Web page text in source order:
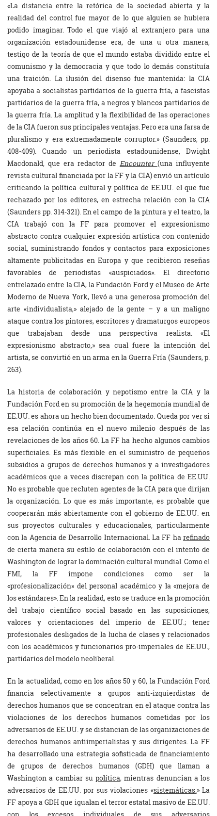
«La distancia entre la retórica de la sociedad abierta y la
realidad del control fue mayor de lo que alguien se hubiera
podido imaginar. Todo el que viajó al extranjero para una
organización estadounidense era, de una u otra manera,
testigo de la teoría de que el mundo estaba dividido entre el
comunismo y la democracia y que todo lo demás constituía
una traición. La ilusión del disenso fue mantenida: la CIA
apoyaba a socialistas partidarios de la guerra fría, a fascistas
partidarios de la guerra fría, a negros y blancos partidarios de
la guerra fría. La amplitud y la flexibilidad de las operaciones
de la CIA fueron sus principales ventajas. Pero era una farsa de
pluralismo y era extremadamente corruptor.» (Saunders, pp.
408-409). Cuando un periodista estadounidense, Dwight
Macdonald, que era redactor de Encounter (una influyente
revista cultural financiada por la FF y la CIA) envió un artículo
criticando la política cultural y política de EE.UU. el que fue
rechazado por los editores, en estrecha relación con la CIA
(Saunders pp. 314-321). En el campo de la pintura y el teatro, la
CIA trabajó con la FF para promover el expresionismo
abstracto contra cualquier expresión artística con contenido
social, suministrando fondos y contactos para exposiciones
altamente publicitadas en Europa y que recibieron reseñas
favorables de periodistas «auspiciados». El directorio
entrelazado entre la CIA, la Fundación Ford y el Museo de Arte
Moderno de Nueva York, llevó a una generosa promoción del
arte «individualista,» alejado de la gente – y a un maligno
ataque contra los pintores, escritores y dramaturgos europeos
que trabajaban desde una perspectiva realista. «El
expresionismo abstracto,» sea cual fuere la intención del
artista, se convirtió en un arma en la Guerra Fría (Saunders, p.
263).
La historia de colaboración y nepotismo entre la CIA y la
Fundación Ford en su promoción de la hegemonía mundial de
EE.UU. es ahora un hecho bien documentado. Queda por ver si
esa relación continúa en el nuevo milenio después de las
revelaciones de los años 60. La FF ha hecho algunos cambios
superficiales. Es más flexible en el suministro de pequeños
subsidios a grupos de derechos humanos y a investigadores
académicos que a veces discrepan con la política de EE.UU.
No es probable que recluten agentes de la CIA para que dirijan
la organización. Lo que es más importante, es probable que
cooperarán más abiertamente con el gobierno de EE.UU. en
sus proyectos culturales y educacionales, particularmente
con la Agencia de Desarrollo Internacional. La FF ha refinado
de cierta manera su estilo de colaboración con el intento de
Washington de lograr la dominación cultural mundial. Como el
FMI, la FF impone condiciones como ser la
«profesionalización» del personal académico y la «mejora de
los estándares». En la realidad, esto se traduce en la promoción
del trabajo científico social basado en las suposiciones,
valores y orientaciones del imperio de EE.UU.; tener
profesionales desligados de la lucha de clases y relacionados
con los académicos y funcionarios pro-imperiales de EE.UU.,
partidarios del modelo neoliberal.
En la actualidad, como en los años 50 y 60, la Fundación Ford
financia selectivamente a grupos anti-izquierdistas de
derechos humanos que se concentran en el ataque contra las
violaciones de los derechos humanos cometidas por los
adversarios de EE.UU. y se distancian de las organizaciones de
derechos humanos antiimperialistas y sus dirigentes. La FF
ha desarrollado una estrategia sofisticada de financiamiento
de grupos de derechos humanos (GDH) que llaman a
Washington a cambiar su política, mientras denuncian a los
adversarios de EE.UU. por sus violaciones «sistemáticas.» La
FF apoya a GDH que igualan el terror estatal masivo de EE.UU.